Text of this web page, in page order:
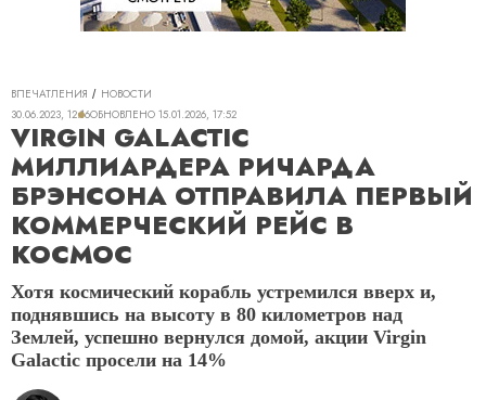
ВПЕЧАТЛЕНИЯ
НОВОСТИ
30.06.2023, 12:16ОБНОВЛЕНО 15.01.2026, 17:52
VIRGIN GALACTIC
МИЛЛИАРДЕРА РИЧАРДА
БРЭНСОНА ОТПРАВИЛА ПЕРВЫЙ
КОММЕРЧЕСКИЙ РЕЙС В
КОСМОС
Хотя космический корабль устремился вверх и,
поднявшись на высоту в 80 километров над
Землей, успешно вернулся домой, акции Virgin
Galactic просели на 14%